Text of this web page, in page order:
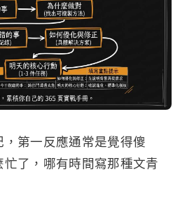
第一反應通常是覺得傻
了，哪有時間寫那種文青